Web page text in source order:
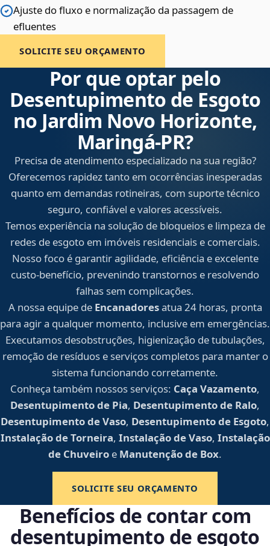
Ajuste do fluxo e normalização da passagem de
efluentes
SOLICITE SEU ORÇAMENTO
Por que optar pelo
Desentupimento de Esgoto
no Jardim Novo Horizonte,
Maringá‑PR?
Precisa de atendimento especializado na sua região?
Oferecemos rapidez tanto em ocorrências inesperadas
quanto em demandas rotineiras, com suporte técnico
seguro, confiável e valores acessíveis.
Temos experiência na solução de bloqueios e limpeza de
redes de esgoto em imóveis residenciais e comerciais.
Nosso foco é garantir agilidade, eficiência e excelente
custo-benefício, prevenindo transtornos e resolvendo
falhas sem complicações.
A nossa equipe de Encanadoresatua 24 horas, pronta
para agir a qualquer momento, inclusive em emergências.
Executamos desobstruções, higienização de tubulações,
remoção de resíduos e serviços completos para manter o
sistema funcionando corretamente.
Conheça também nossos serviços: Caça Vazamento,
Desentupimento de Pia, Desentupimento de Ralo,
Desentupimento de Vaso, Desentupimento de Esgoto,
Instalação de Torneira, Instalação de Vaso, Instalação
de Chuveiro e Manutenção de Box.
SOLICITE SEU ORÇAMENTO
Benefícios de contar com
desentupimento de esgoto